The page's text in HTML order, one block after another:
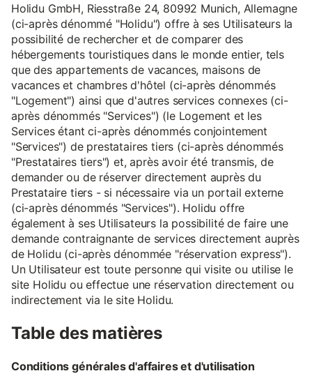
Holidu GmbH, Riesstraße 24, 80992 Munich, Allemagne
(ci-après dénommé "Holidu") offre à ses Utilisateurs la
possibilité de rechercher et de comparer des
hébergements touristiques dans le monde entier, tels
que des appartements de vacances, maisons de
vacances et chambres d'hôtel (ci-après dénommés
"Logement") ainsi que d'autres services connexes (ci-
après dénommés "Services") (le Logement et les
Services étant ci-après dénommés conjointement
"Services") de prestataires tiers (ci-après dénommés
"Prestataires tiers") et, après avoir été transmis, de
demander ou de réserver directement auprès du
Prestataire tiers - si nécessaire via un portail externe
(ci-après dénommés "Services"). Holidu offre
également à ses Utilisateurs la possibilité de faire une
demande contraignante de services directement auprès
de Holidu (ci-après dénommée "réservation express").
Un Utilisateur est toute personne qui visite ou utilise le
site Holidu ou effectue une réservation directement ou
indirectement via le site Holidu.
Table des matières
Conditions générales d'affaires et d'utilisation